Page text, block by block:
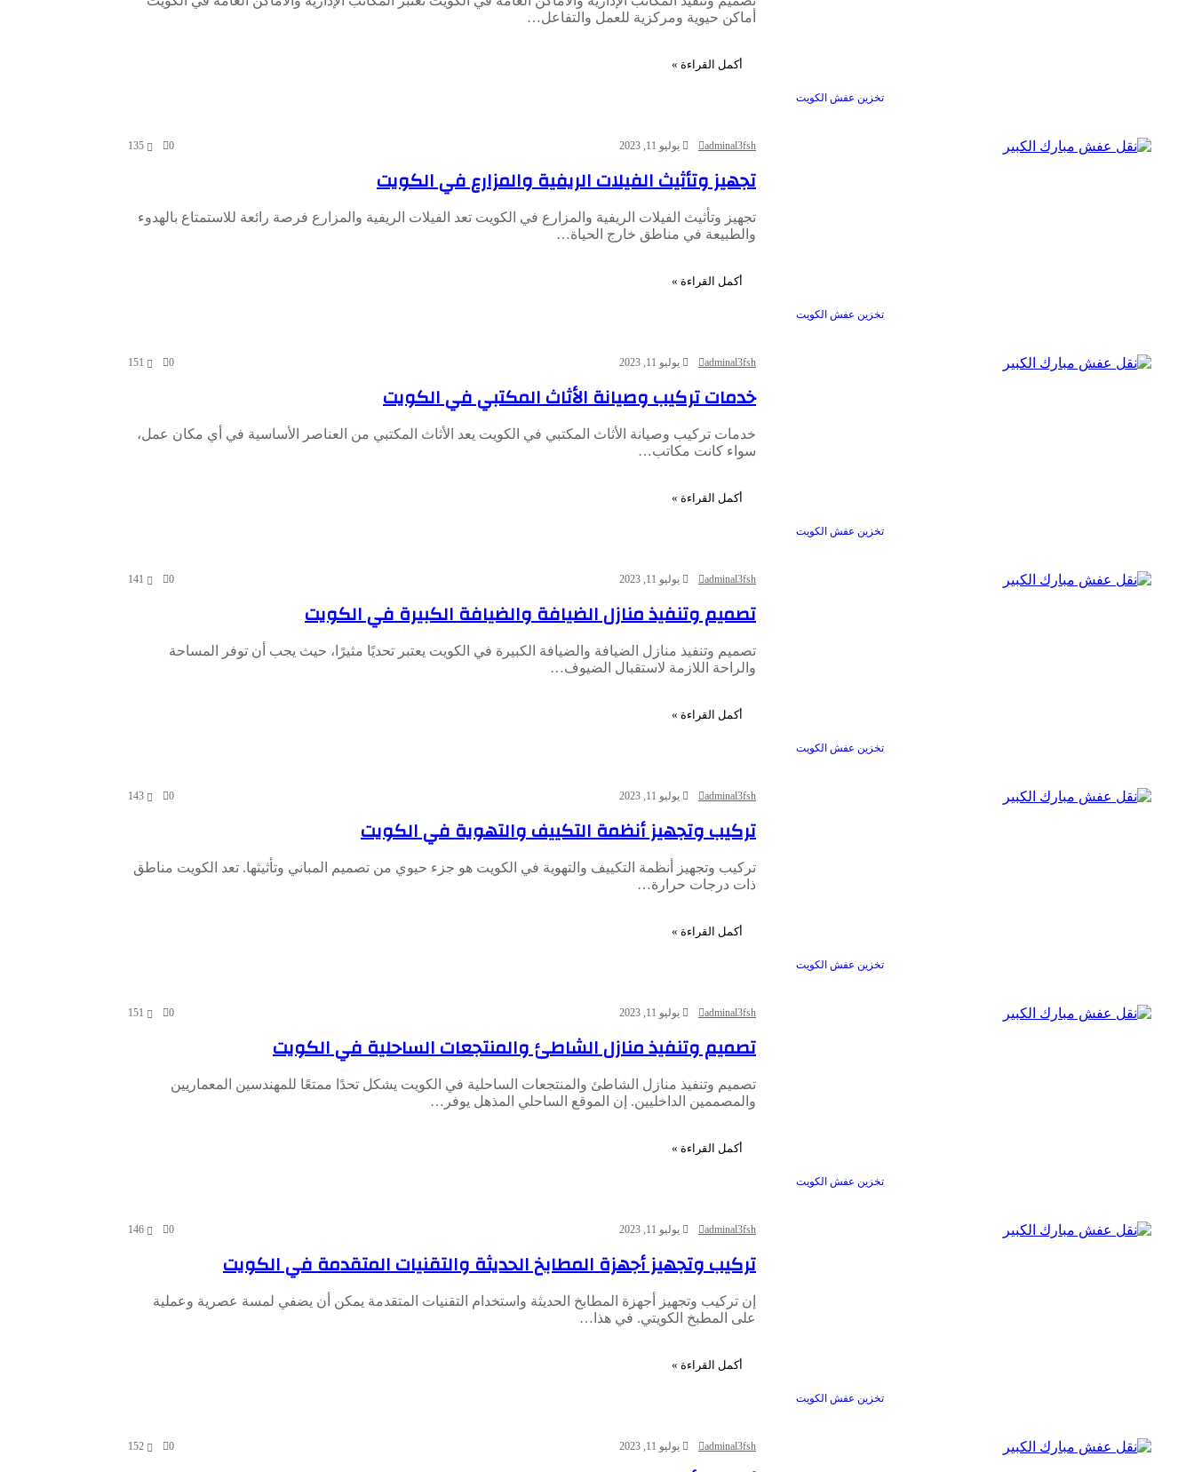
تخزين عفش الكويت
أماكن حيوية ومركزية للعمل والتفاعل…
أكمل القراءة »
تخزين عفش الكويت
adminal3fsh يوليو 11, 2023 0
135
تجهيز وتأثيث الفيلات الريفية والمزارع في الكويت
تجهيز وتأثيث الفيلات الريفية والمزارع في الكويت تعد الفيلات الريفية والمزارع فرصة رائعة للاستمتاع بالهدوء
والطبيعة في مناطق خارج الحياة…
أكمل القراءة »
تخزين عفش الكويت
adminal3fsh يوليو 11, 2023 0
151
خدمات تركيب وصيانة الأثاث المكتبي في الكويت
خدمات تركيب وصيانة الأثاث المكتبي في الكويت يعد الأثاث المكتبي من العناصر الأساسية في أي مكان عمل،
سواء كانت مكاتب…
أكمل القراءة »
تخزين عفش الكويت
adminal3fsh يوليو 11, 2023 0
141
تصميم وتنفيذ منازل الضيافة والضيافة الكبيرة في الكويت
تصميم وتنفيذ منازل الضيافة والضيافة الكبيرة في الكويت يعتبر تحديًا مثيرًا، حيث يجب أن توفر المساحة
والراحة اللازمة لاستقبال الضيوف…
أكمل القراءة »
تخزين عفش الكويت
adminal3fsh يوليو 11, 2023 0
143
تركيب وتجهيز أنظمة التكييف والتهوية في الكويت
تركيب وتجهيز أنظمة التكييف والتهوية في الكويت هو جزء حيوي من تصميم المباني وتأثيثها. تعد الكويت مناطق
ذات درجات حرارة…
أكمل القراءة »
تخزين عفش الكويت
adminal3fsh يوليو 11, 2023 0
151
تصميم وتنفيذ منازل الشاطئ والمنتجعات الساحلية في الكويت
تصميم وتنفيذ منازل الشاطئ والمنتجعات الساحلية في الكويت يشكل تحدًا ممتعًا للمهندسين المعماريين
والمصممين الداخليين. إن الموقع الساحلي المذهل يوفر…
أكمل القراءة »
تخزين عفش الكويت
adminal3fsh يوليو 11, 2023 0
146
تركيب وتجهيز أجهزة المطابخ الحديثة والتقنيات المتقدمة في الكويت
إن تركيب وتجهيز أجهزة المطابخ الحديثة واستخدام التقنيات المتقدمة يمكن أن يضفي لمسة عصرية وعملية
على المطبخ الكويتي. في هذا…
أكمل القراءة »
adminal3fsh يوليو 11, 2023 0
152